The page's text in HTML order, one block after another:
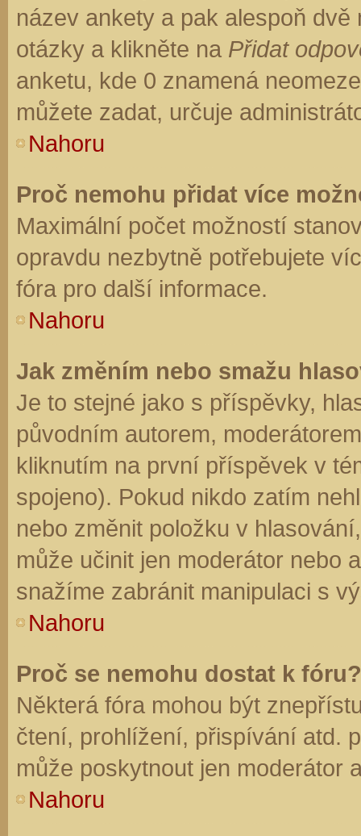
název ankety a pak alespoň
otázky a klikněte na Přidat
anketu, kde 0 znamená
můžete zadat, určuje
Nahoru
Proč nemohu přidat více
Maximální počet možností
opravdu nezbytně potřebujete
fóra pro další informace.
Nahoru
Jak změním nebo smažu
Je to stejné jako s příspěvky,
původním autorem,
kliknutím na první příspěvek v
spojeno). Pokud nikdo zatím
nebo změnit položku v
může učinit jen moderátor nebo
snažíme zabránit manipulaci s
Nahoru
Proč se nemohu dostat k fóru?
Některá fóra mohou být
čtení, prohlížení, přispívání atd.
může poskytnout jen moderátor
Nahoru